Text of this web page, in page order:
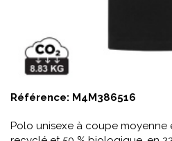
Référence: M4M386516
Polo unisexe à coupe moyenne